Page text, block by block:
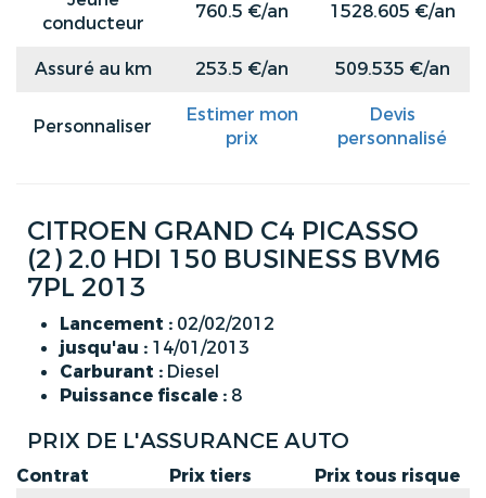
conducteur
760.5 €/an 1528.605 €/an
Assuré au km 253.5 €/an 509.535 €/an
Personnaliser
Estimer mon
prix
Devis
personnalisé
CITROEN GRAND C4 PICASSO
(2) 2.0 HDI 150 BUSINESS BVM6
7PL 2013
Lancement : 02/02/2012
jusqu'au : 14/01/2013
Carburant : Diesel
Puissance fiscale : 8
PRIX DE L'ASSURANCE AUTO
Contrat Prix tiers
Prix tous risque